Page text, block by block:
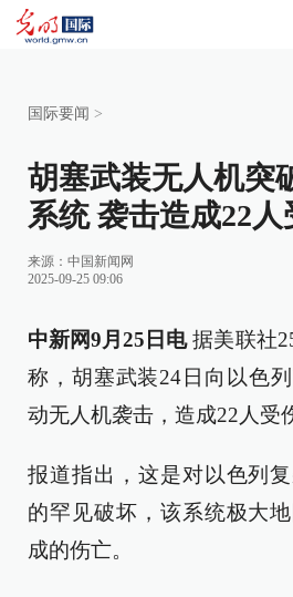
国际要闻 >
胡塞武装无人机突
系统 袭击造成22人
来源： 中国新闻网
2025-09-25 09:06
中新网9月25日电据美联社
称，胡塞武装24日向以色
动无人机袭击，造成22人受
报道指出，这是对以色列
的罕见破坏，该系统极大
成的伤亡。